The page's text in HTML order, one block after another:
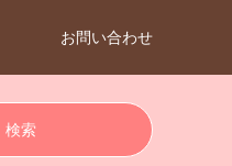
お問い合わせ